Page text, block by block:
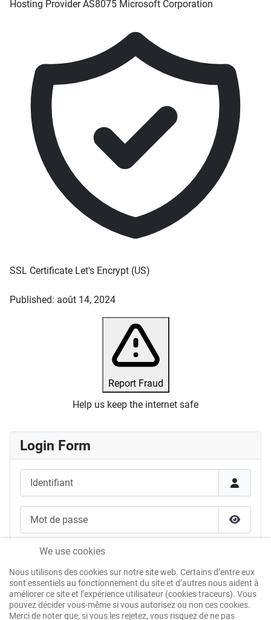
Hosting Provider AS8075 Microsoft Corporation
SSL Certificate Let's Encrypt (US)
Published: août 14, 2024
Report Fraud
Help us keep the internet safe
Login Form
Afficher
Se souvenir de moi
Authentification Web
We use cookies
Nous utilisons des cookies sur notre site web. Certains d’entre eux
sont essentiels au fonctionnement du site et d’autres nous aident à
améliorer ce site et l’expérience utilisateur (cookies traceurs). Vous
pouvez décider vous-même si vous autorisez ou non ces cookies.
Merci de noter que, si vous les rejetez, vous risquez de ne pas